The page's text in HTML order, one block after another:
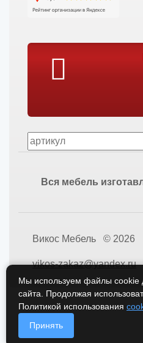
Вся мебель
Викос Мебель © 2026
vikos-zakaz@yandex.ru
Мы используем файлы cookie
сайта. Продолжая
Политикой использования
Принять